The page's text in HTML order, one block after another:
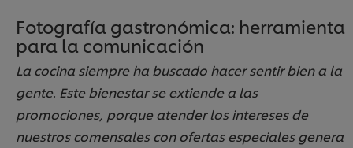
Fotografía gastronómica: herramienta
para la comunicación
La cocina siempre ha buscado hacer sentir bien a la
gente. Este bienestar se extiende a las
promociones, porque atender los intereses de
nuestros comensales con ofertas especiales genera